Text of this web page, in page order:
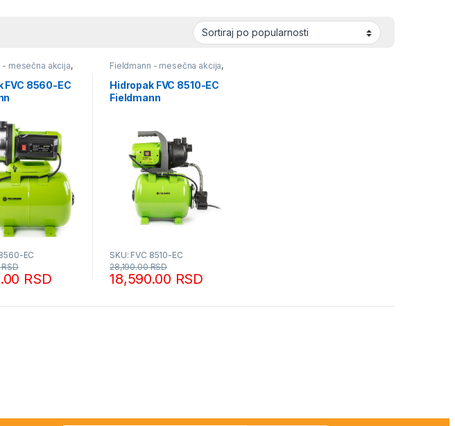
- mesečna akcija,
FVC 8560-EC
EC
RSD
RSD
Fieldmann - mesečna akcija,
Hidropak FVC 8510-EC
Fieldmann
SKU: FVC 8510-EC
18,590.00 RSD
28,190.00RSD